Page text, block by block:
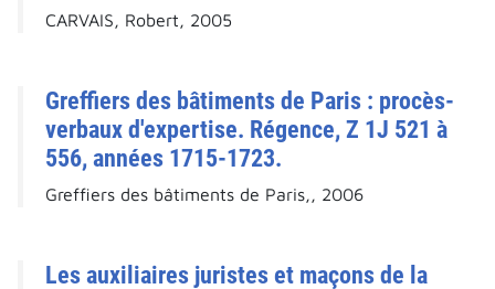
CARVAIS, Robert, 2005
Greffiers des bâtiments de Paris : procès-
verbaux d'expertise. Régence, Z 1J 521 à
556, années 1715-1723.
Greffiers des bâtiments de Paris,, 2006
Les auxiliaires juristes et maçons de la